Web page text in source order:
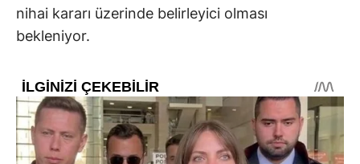
nihai kararı üzerinde belirleyici olması
bekleniyor.